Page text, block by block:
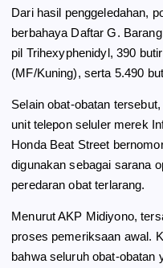
Dari hasil penggeledahan,
berbahaya Daftar G.
pil Trihexyphenidyl, 390
(MF/Kuning), serta 5.490
Selain obat-obatan
unit telepon seluler merek
Honda Beat Street
digunakan sebagai sarana
peredaran obat terlarang.
Menurut AKP Midiyono,
proses pemeriksaan awal.
bahwa seluruh obat-obatan